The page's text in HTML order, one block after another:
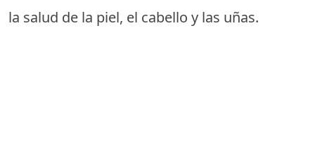
la salud de la piel, el cabello y las uñas.